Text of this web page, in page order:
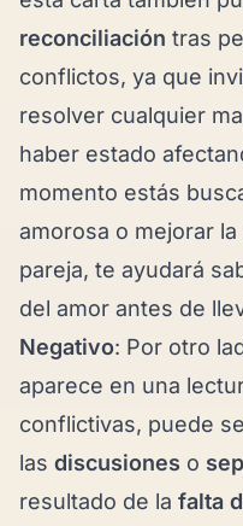
reconciliación tras
conflictos, ya que
resolver cualquier
haber estado
momento estás
amorosa o mejorar
pareja, te ayudará
del amor antes de
Negativo: Por otro
aparece en una
conflictivas, puede
las discusiones o
resultado de la falta